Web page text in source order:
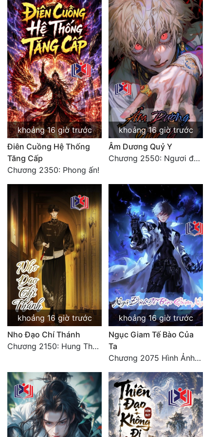
Đẹp
Đẹp Hiệp
Tính Cách Nhân Vật :
Cơ Trí
Sát Phạt Quyết Đoán
Vô Sỉ
Điềm Đạm
khoảng 16 giờ trước
Điên Cuồng Hệ Thống
Tăng Cấp
Chương 2350: Phong ấn!
khoảng 16 giờ trước
Âm Dương Quỷ Y
Chương 2550: Ngươi đoán xem
khoảng 16 giờ trước
Nho Đạo Chí Thánh
Chương 2150: Hung Thụ Nhựa Cây
khoảng 16 giờ trước
Ngục Giam Tế Bào Của
Ta
Chương 2075 Hình Ảnh Màu Xám